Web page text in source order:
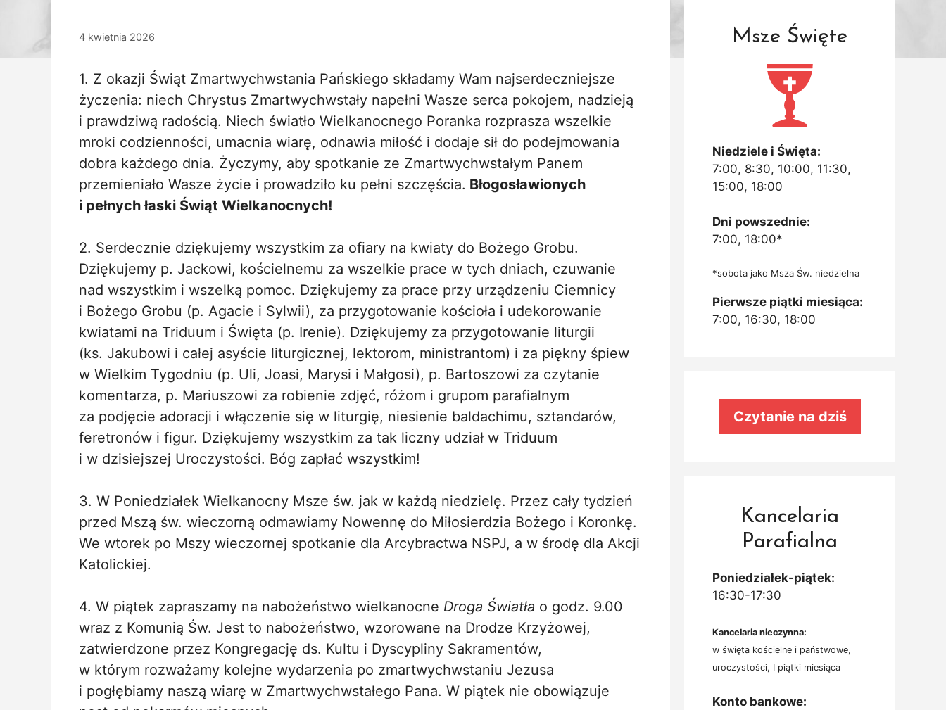
4 kwietnia 2026
1. Z okazji Świąt Zmartwychwstania Pańskiego składamy Wam najserdeczniejsze
życzenia: niech Chrystus Zmartwychwstały napełni Wasze serca pokojem, nadzieją
i prawdziwą radością. Niech światło Wielkanocnego Poranka rozprasza wszelkie
mroki codzienności, umacnia wiarę, odnawia miłość i dodaje sił do podejmowania
dobra każdego dnia. Życzymy, aby spotkanie ze Zmartwychwstałym Panem
przemieniało Wasze życie i prowadziło ku pełni szczęścia. Błogosławionych
i pełnych łaski Świąt Wielkanocnych!
2. Serdecznie dziękujemy wszystkim za ofiary na kwiaty do Bożego Grobu.
Dziękujemy p. Jackowi, kościelnemu za wszelkie prace w tych dniach, czuwanie
nad wszystkim i wszelką pomoc. Dziękujemy za prace przy urządzeniu Ciemnicy
i Bożego Grobu (p. Agacie i Sylwii), za przygotowanie kościoła i udekorowanie
kwiatami na Triduum i Święta (p. Irenie). Dziękujemy za przygotowanie liturgii
(ks. Jakubowi i całej asyście liturgicznej, lektorom, ministrantom) i za piękny śpiew
w Wielkim Tygodniu (p. Uli, Joasi, Marysi i Małgosi), p. Bartoszowi za czytanie
komentarza, p. Mariuszowi za robienie zdjęć, różom i grupom parafialnym
za podjęcie adoracji i włączenie się w liturgię, niesienie baldachimu, sztandarów,
feretronów i figur. Dziękujemy wszystkim za tak liczny udział w Triduum
i w dzisiejszej Uroczystości. Bóg zapłać wszystkim!
3. W Poniedziałek Wielkanocny Msze św. jak w każdą niedzielę. Przez cały tydzień
przed Mszą św. wieczorną odmawiamy Nowennę do Miłosierdzia Bożego i Koronkę.
We wtorek po Mszy wieczornej spotkanie dla Arcybractwa NSPJ, a w środę dla Akcji
Katolickiej.
4. W piątek zapraszamy na nabożeństwo wielkanocne Droga Światła o godz. 9.00
wraz z Komunią Św. Jest to nabożeństwo, wzorowane na Drodze Krzyżowej,
zatwierdzone przez Kongregację ds. Kultu i Dyscypliny Sakramentów,
w którym rozważamy kolejne wydarzenia po zmartwychwstaniu Jezusa
i pogłębiamy naszą wiarę w Zmartwychwstałego Pana. W piątek nie obowiązuje
Msze Święte
Niedziele i Święta:
7:00, 8:30, 10:00, 11:30,
15:00, 18:00
Dni powszednie:
7:00, 18:00*
*sobota jako Msza Św. niedzielna
Pierwsze piątki miesiąca:
7:00, 16:30, 18:00
Czytanie na dziś
Kancelaria
Parafialna
Poniedziałek-piątek:
16:30-17:30
Kancelaria nieczynna:
w święta kościelne i państwowe,
uroczystości, I piątki miesiąca
Konto bankowe: